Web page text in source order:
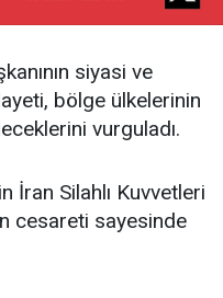
siyasi ve
bölge ülkelerinin
vurguladı.
İran Silahlı Kuvvetleri
cesareti sayesinde